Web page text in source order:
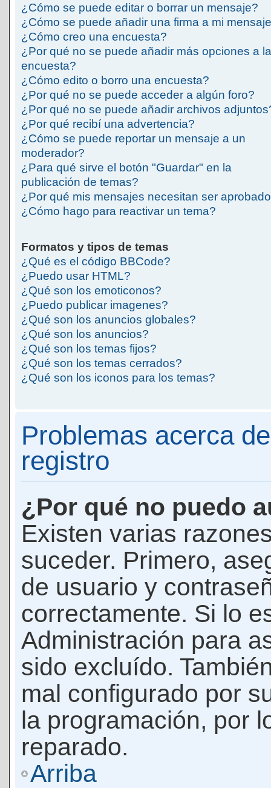
¿Cómo se puede editar o borrar un mensaje?
¿Cómo se puede añadir una firma a mi
¿Cómo creo una encuesta?
¿Por qué no se puede añadir más opciones a la
encuesta?
¿Cómo edito o borro una encuesta?
¿Por qué no se puede acceder a algún foro?
¿Por qué no se puede añadir archivos
¿Por qué recibí una advertencia?
¿Cómo se puede reportar un mensaje a un
moderador?
¿Para qué sirve el botón "Guardar" en la
publicación de temas?
¿Por qué mis mensajes necesitan ser
¿Cómo hago para reactivar un tema?
Formatos y tipos de temas
¿Qué es el código BBCode?
¿Puedo usar HTML?
¿Qué son los emoticonos?
¿Puedo publicar imagenes?
¿Qué son los anuncios globales?
¿Qué son los anuncios?
¿Qué son los temas fijos?
¿Qué son los temas cerrados?
¿Qué son los iconos para los temas?
Problemas acerca
registro
¿Por qué no puedo
Existen varias
suceder. Primero,
de usuario y
correctamente. Si lo
Administración para
sido excluído.
mal configurado por
la programación, por
reparado.
Arriba